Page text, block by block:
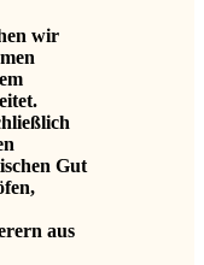
wir
Gut
aus